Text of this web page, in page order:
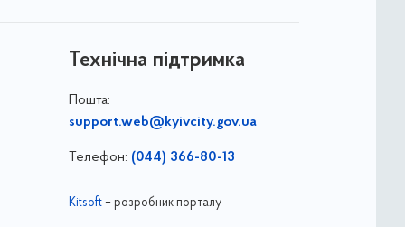
Технічна підтримка
Пошта:
support.web@kyivcity.gov.ua
Телефон: (044) 366-80-13
Kitsoft– розробник порталу